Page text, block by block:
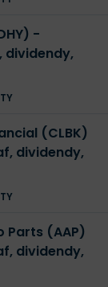
-
dividendy,
(CLBK)
dividendy,
Parts (AAP)
dividendy,